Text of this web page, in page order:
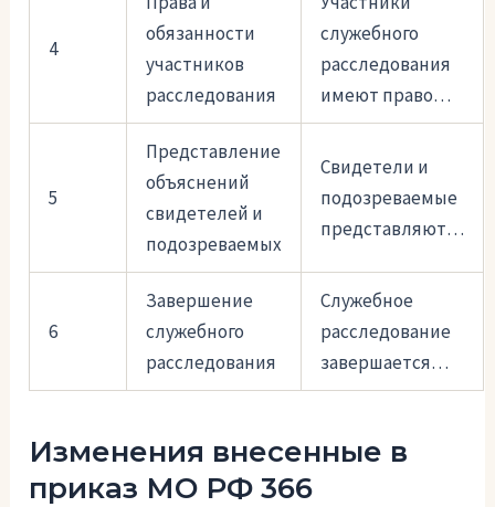
4
обязанности
участников
расследования
служебного
расследования
имеют право…
5
Представление
объяснений
свидетелей и
подозреваемых
Свидетели и
подозреваемые
представляют…
6
Завершение
служебного
расследования
Служебное
расследование
завершается…
Изменения внесенные в
приказ МО РФ 366